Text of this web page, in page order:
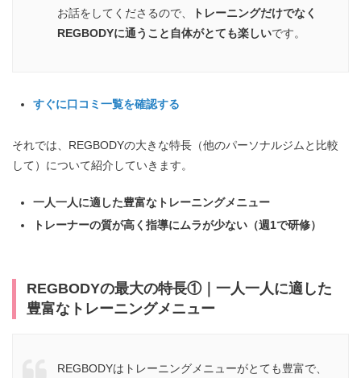
お話をしてくださるので、
トレーニングだけでなく
REGBODYに通うこと自体がとても楽しいです。
すぐに口コミ一覧を確認する
それでは、REGBODYの大きな特長（他のパーソナルジムと比較
して）について紹介していきます。
一人一人に適した豊富なトレーニングメニュー
トレーナーの質が高く指導にムラが少ない（週1で研修）
REGBODYの最大の特長①｜一人一人に適した
豊富なトレーニングメニュー
REGBODYはトレーニングメニューがとても豊富で、